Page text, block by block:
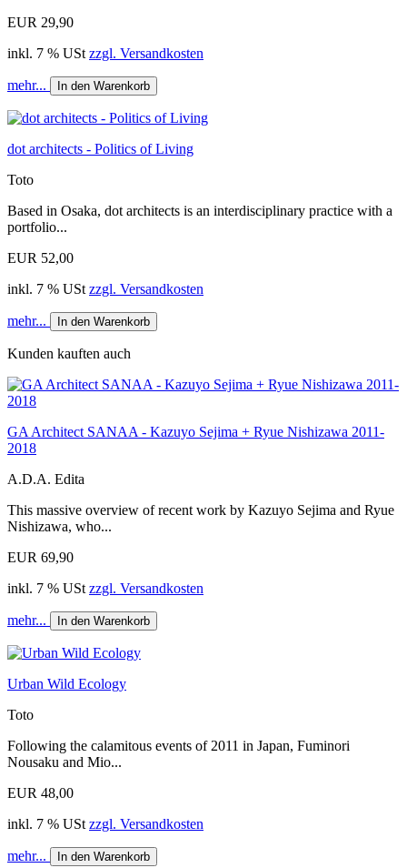
EUR 29,90
inkl. 7 % USt zzgl. Versandkosten
mehr... In den Warenkorb
dot architects - Politics of Living
Toto
Based in Osaka, dot architects is an interdisciplinary practice with a
portfolio...
EUR 52,00
inkl. 7 % USt zzgl. Versandkosten
mehr... In den Warenkorb
Kunden kauften auch
GA Architect SANAA - Kazuyo Sejima + Ryue Nishizawa 2011-
2018
A.D.A. Edita
This massive overview of recent work by Kazuyo Sejima and Ryue
Nishizawa, who...
EUR 69,90
inkl. 7 % USt zzgl. Versandkosten
mehr... In den Warenkorb
Urban Wild Ecology
Toto
Following the calamitous events of 2011 in Japan, Fuminori
Nousaku and Mio...
EUR 48,00
inkl. 7 % USt zzgl. Versandkosten
mehr... In den Warenkorb